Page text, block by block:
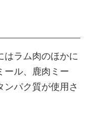
はラム肉のほかに
ール、鹿肉ミー
パク質が使用さ